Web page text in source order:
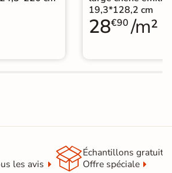
20x130 cm
Sol stratifié Lame Standard
19,3*128,2 cm
28€90 /m²
les avis
Échantillons gratuit
Offre spéciale